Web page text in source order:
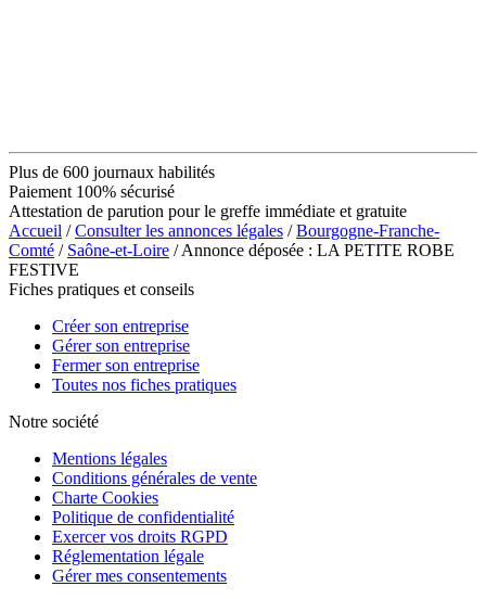
Plus de 600 journaux habilités
Paiement 100% sécurisé
Attestation de parution pour le greffe immédiate et gratuite
Accueil /Consulter les annonces légales /Bourgogne-Franche-
Comté / Saône-et-Loire / Annonce déposée : LA PETITE ROBE
FESTIVE
Fiches pratiques et conseils
Créer son entreprise
Gérer son entreprise
Fermer son entreprise
Toutes nos fiches pratiques
Notre société
Mentions légales
Conditions générales de vente
Charte Cookies
Politique de confidentialité
Exercer vos droits RGPD
Réglementation légale
Gérer mes consentements